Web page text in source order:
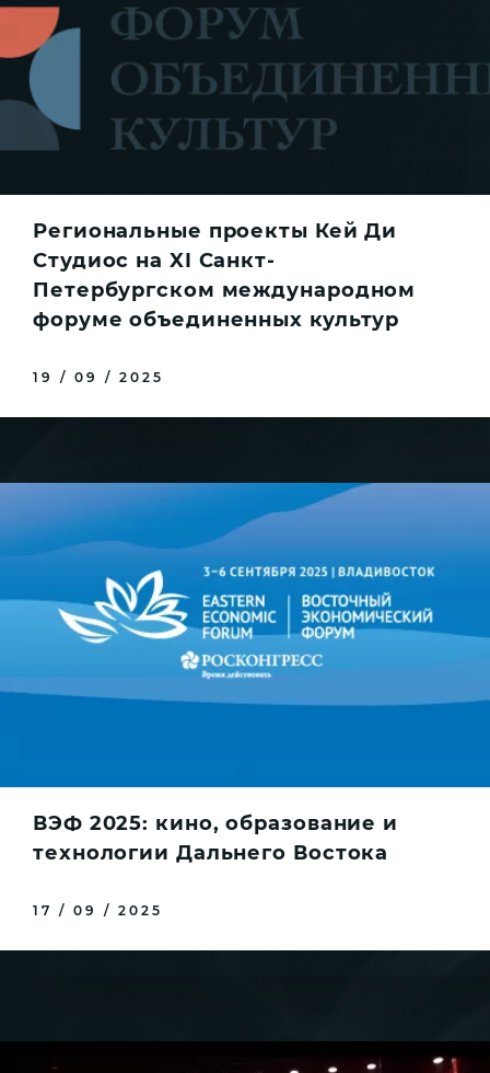
Региональные проекты Кей Ди
Студиос на XI Санкт-
Петербургском международном
форуме объединенных культур
19 / 09 / 2025
ВЭФ 2025: кино, образование и
технологии Дальнего Востока
17 / 09 / 2025